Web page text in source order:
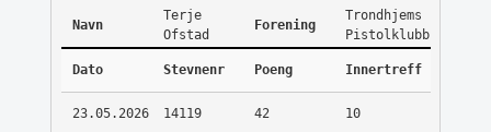
Navn
Terje
Ofstad
Forening
Trondhjems
Pistolklubb
Dato Stevnenr Poeng Innertreff
23.05.2026 14119 42 10